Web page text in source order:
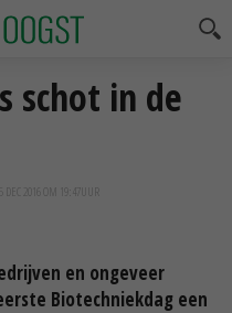
schot in de
05 DEC 2016 OM 19:47
en ongeveer
Biotechniekdag een